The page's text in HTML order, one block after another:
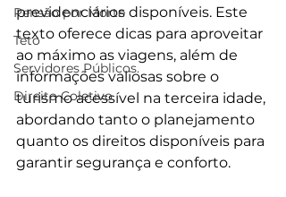
Pensão por Morte
Teto
Servidores Públicos.
Direito Coletivo
previdenciários disponíveis. Este
texto oferece dicas para aproveitar
ao máximo as viagens, além de
informações valiosas sobre o
turismo acessível na terceira idade,
abordando tanto o planejamento
quanto os direitos disponíveis para
garantir segurança e conforto.